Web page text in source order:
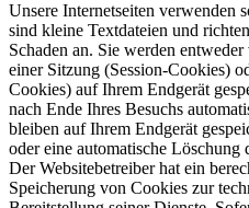
Unsere Internetseiten verwenden
sind kleine Textdateien und
Schaden an. Sie werden
einer Sitzung (Session-Cookies)
Cookies) auf Ihrem Endgerät
nach Ende Ihres Besuchs
bleiben auf Ihrem Endgerät
oder eine automatische
Der Websitebetreiber hat ein
Speicherung von Cookies zur